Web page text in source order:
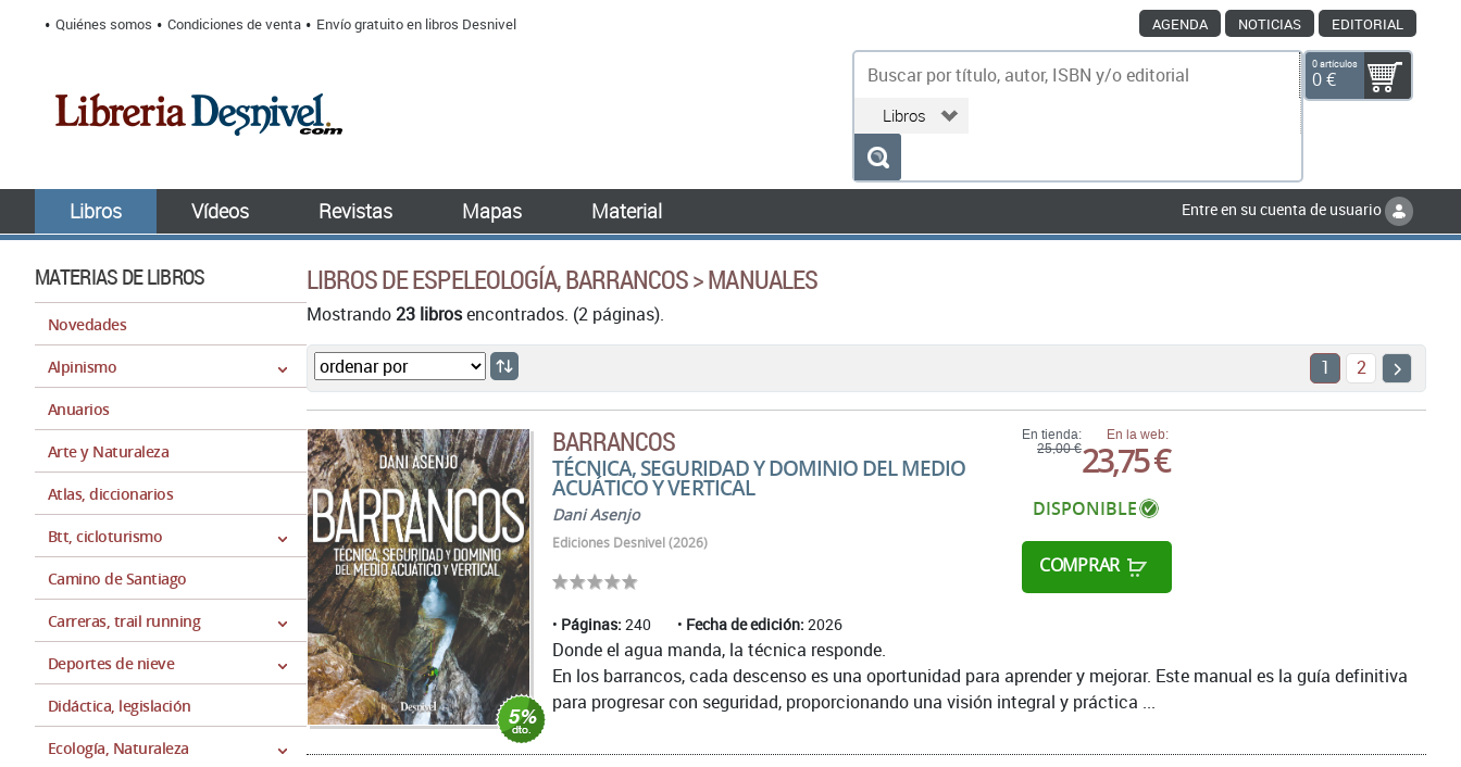
Quiénes somos Condiciones de venta Envío gratuito en libros Desnivel AGENDA NOTICIAS EDITORIAL
0 artículos
0 €
Libros Vídeos Revistas Mapas Material Entre en su cuenta de usuario
MATERIAS DE LIBROS
Novedades
Alpinismo
Anuarios
Arte y Naturaleza
Atlas, diccionarios
Btt, cicloturismo
Camino de Santiago
Carreras, trail running
Deportes de nieve
Didáctica, legislación
Ecología, Naturaleza
LIBROS DE ESPELEOLOGÍA, BARRANCOS > MANUALES
Mostrando 23 librosencontrados. (2 páginas).
1 2
BARRANCOS
TÉCNICA, SEGURIDAD Y DOMINIO DEL MEDIO
ACUÁTICO Y VERTICAL
Dani Asenjo
Ediciones Desnivel (2026)
Páginas: 240 Fecha de edición: 2026
En tienda:
25,00 €
En la web:
23,75 €
DISPONIBLE
COMPRAR
Donde el agua manda, la técnica responde.
En los barrancos, cada descenso es una oportunidad para aprender y mejorar. Este manual es la guía definitiva
para progresar con seguridad, proporcionando una visión integral y práctica ...